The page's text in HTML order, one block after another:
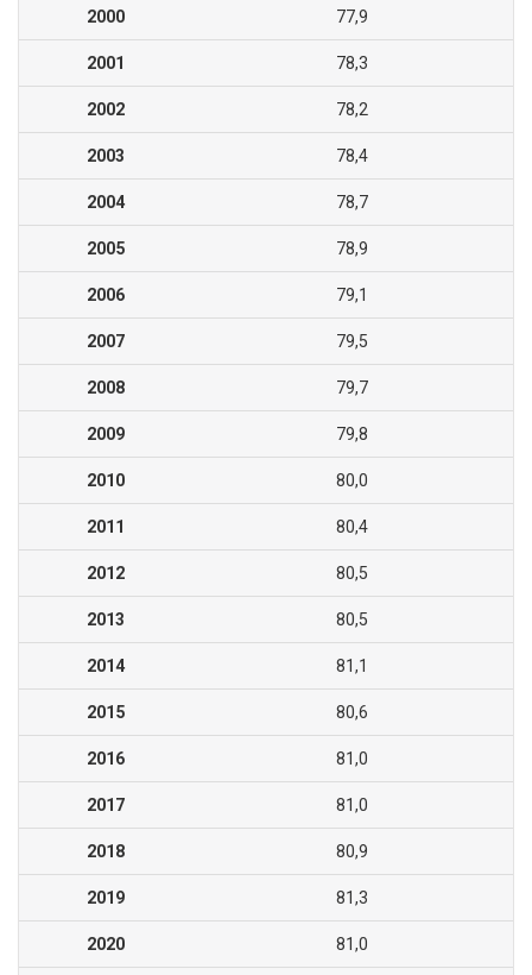
2000 77,9
2001 78,3
2002 78,2
2003 78,4
2004 78,7
2005 78,9
2006 79,1
2007 79,5
2008 79,7
2009 79,8
2010 80,0
2011 80,4
2012 80,5
2013 80,5
2014 81,1
2015 80,6
2016 81,0
2017 81,0
2018 80,9
2019 81,3
2020 81,0